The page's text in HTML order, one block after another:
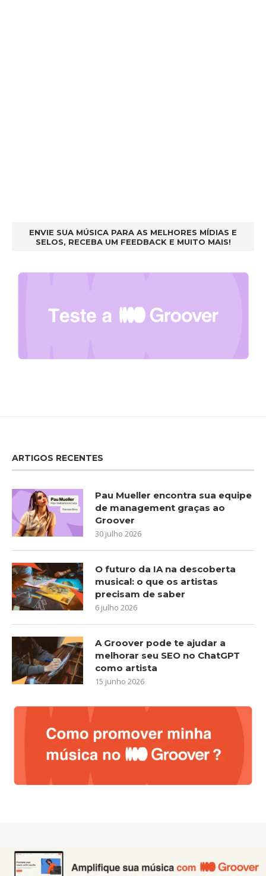
ENVIE SUA MÚSICA PARA AS MELHORES MÍDIAS E
SELOS, RECEBA UM FEEDBACK E MUITO MAIS!
ARTIGOS RECENTES
Pau Mueller encontra sua equipe
de management graças ao
Groover
30 julho 2026
O futuro da IA na descoberta
musical: o que os artistas
precisam de saber
6 julho 2026
A Groover pode te ajudar a
melhorar seu SEO no ChatGPT
como artista
15 junho 2026